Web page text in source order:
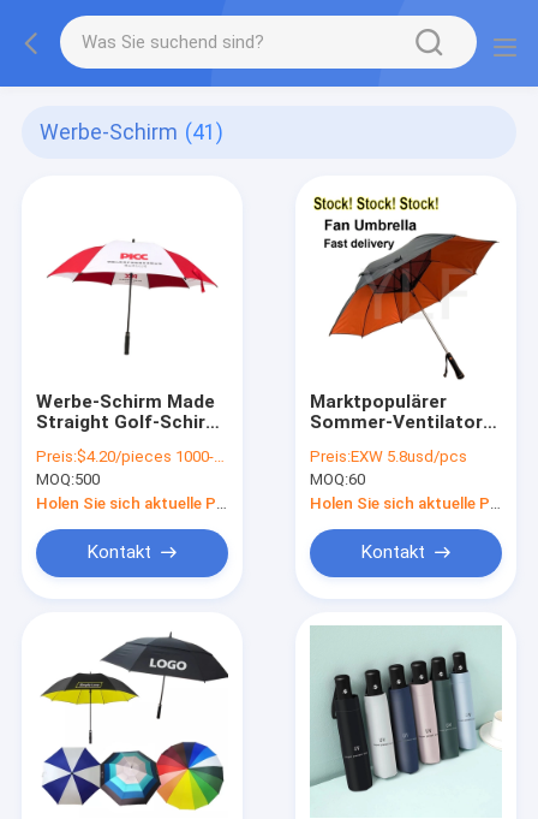
Werbe-Schirm (41)
Werbe-Schirm Made
Straight Golf-Schirm
Schirm Hersteller Set
Logo
Preis:$4.20/pieces 1000-4999 pieces
MOQ:500
Kontakt
Marktpopulärer
Sommer-Ventilator
Wasserdichtes
Ventilator Schirm 41
In Dia Außen
Sonnenschirm
Ventilator Schirm
Preis:EXW 5.8usd/pcs
MOQ:60
Kontakt